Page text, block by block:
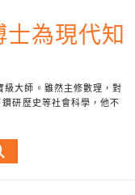
為現代知
級大師。雖然主修數理，對
研歷史等社會科學，他不